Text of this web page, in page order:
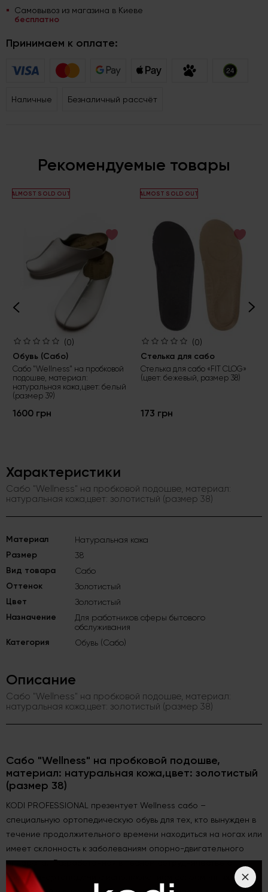
Самовывоз из магазина в Киеве
бесплатно
Принимаем к оплате:
Наличные Безналичный рассчёт
Рекомендуемые товары
ALMOST SOLD OUT
(0)
Обувь (Сабо)
Сабо "Wellness" на пробковой
подошве, материал:
натуральная кожа,цвет: белый
(размер 39)
1600 грн
ALMOST SOLD OUT
(0)
Стелька для сабо
Стелька для сабо «FIT CLOG»
(цвет: бежевый, размер 38)
173 грн
Характеристики
Сабо "Wellness" на пробковой подошве, материал:
натуральная кожа,цвет: золотистый (размер 38)
Материал Натуральная кожа
Размер 38
Вид товара Сабо
Оттенок Золотистый
Цвет Золотистый
Назначение
Для работников сферы бытового
обслуживания
Категория Обувь (Сабо)
Описание
Сабо "Wellness" на пробковой подошве, материал:
натуральная кожа,цвет: золотистый (размер 38)
Сабо "Wellness" на пробковой подошве,
материал: натуральная кожа,цвет: золотистый
(размер 38)
KODI PROFESSIONAL презентует Wellness сабо –
специальную ортопедическую обувь для тех, кто вынужден в
течение продолжительного времени находиться на ногах или
имеет склонность к заболеваниям опорно-двигательного
аппарата. Разработанная в тесном сотрудничестве с
врачами-ортопедами с использованием современных